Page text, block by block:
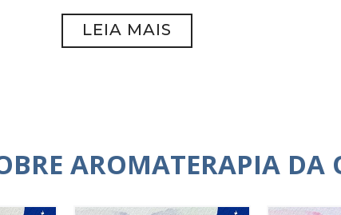
LEIA MAIS
AROMATERAPIA DA